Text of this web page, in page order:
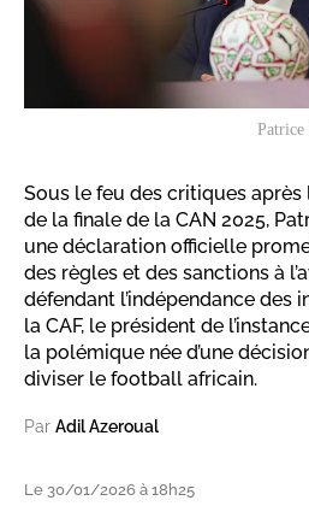
Patrice
Sous le feu des critiques
de la finale de la CAN 2025,
une déclaration officielle
des règles et des sanctions à
défendant l’indépendance des
la CAF, le président de
la polémique née d’une
diviser le football africain.
Par Adil Azeroual
Le 30/01/2026 à 18h25